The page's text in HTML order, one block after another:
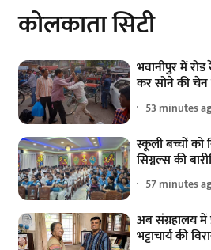
कोलकाता सिटी
भवानीपुर में
कर सोने की
53 minutes
स्कूली बच्चों को
सिग्नल्स की
57 minutes
अब संग्रहालय में
भट्टाचार्य की